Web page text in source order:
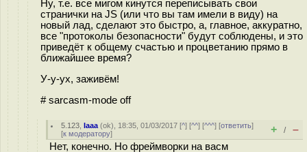
Ну, т.е. все мигом кинутся переписывать свои
странички на JS (или что вы там имели в виду) на
новый лад, сделают это быстро, а, главное, аккуратно,
все "протоколы безопасности" будут соблюдены, и это
приведёт к общему счастью и процветанию прямо в
ближайшее время?
У-у-ух, заживём!
# sarcasm-mode off
5.123 ,Iaaa (ok), 18:35, 01/03/2017 [^] [^^] [^^^] [ответить]
[к модератору] + / –
Нет, конечно. Но фреймворки на васм